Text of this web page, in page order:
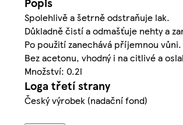
Spolehlivě a šetrně odstraňuje lak.
Důkladně čistí a odmašťuje nehty a
Po použití zanechává příjemnou vůni.
Bez acetonu, vhodný i na citlivé a
Množství: 0.2l
Loga třetí strany
Český výrobek (nadační fond)